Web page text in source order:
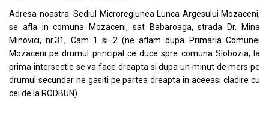
Adresa noastra: Sediul Microregiunea Lunca Argesului Mozaceni,
se afla in comuna Mozaceni, sat Babaroaga, strada Dr. Mina
Minovici, nr.31, Cam 1 si 2 (ne aflam dupa Primaria Comunei
Mozaceni pe drumul principal ce duce spre comuna Slobozia, la
prima intersectie se va face dreapta si dupa un minut de mers pe
drumul secundar ne gasiti pe partea dreapta in aceeasi cladire cu
cei de la RODBUN).